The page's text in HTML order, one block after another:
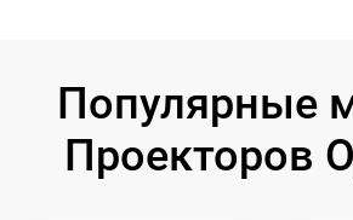
Популярные
Проекторов